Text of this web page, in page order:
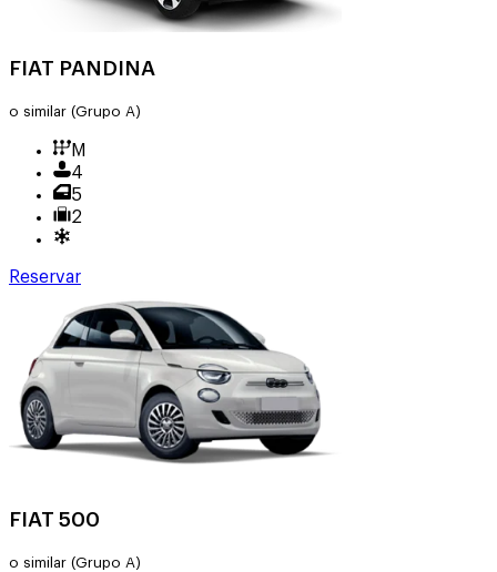
FIAT PANDINA
o similar (Grupo A)
M
4
5
2
Reservar
FIAT 500
o similar (Grupo A)